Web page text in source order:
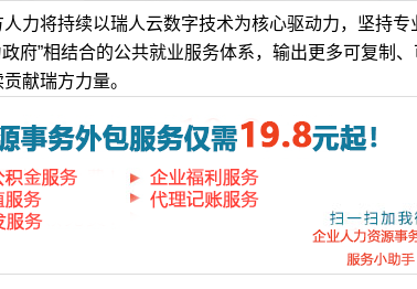
将持续以瑞人云数字技术为核心驱动力，坚持专
府”相结合的公共就业服务体系，输出更多可复制
献瑞方力量。